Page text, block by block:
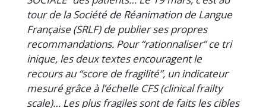
tour de la Société de Réanimation de Langue
Française (SRLF) de publier ses propres
recommandations. Pour “rationnaliser” ce tri
inique, les deux textes encouragent le
recours au “score de fragilité”, un indicateur
mesuré grâce à l’échelle CFS (clinical frailty
scale)… Les plus fragiles sont de faits les cibles